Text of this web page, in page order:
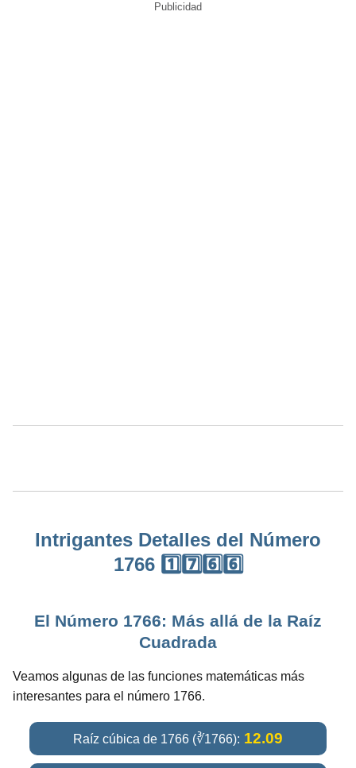
Publicidad
Intrigantes Detalles del Número
1766 1️⃣7️⃣6️⃣6️⃣
El Número 1766: Más allá de la Raíz
Cuadrada
Veamos algunas de las funciones matemáticas más
interesantes para el número 1766.
Raíz cúbica de 1766 (∛1766): 12.09